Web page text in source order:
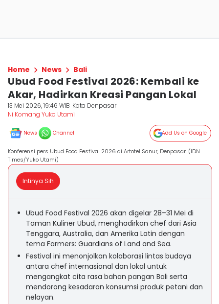
Home News Bali
Ubud Food Festival 2026: Kembali ke
Akar, Hadirkan Kreasi Pangan Lokal
13 Mei 2026, 19:46 WIB Kota Denpasar
Ni Komang Yuko Utami
News Channel Add Us on Google
Konferensi pers Ubud Food Festival 2026 di Artotel Sanur, Denpasar. (IDN
Times/Yuko Utami)
Intinya Sih
Ubud Food Festival 2026 akan digelar 28–31 Mei di
Taman Kuliner Ubud, menghadirkan chef dari Asia
Tenggara, Australia, dan Amerika Latin dengan
tema Farmers: Guardians of Land and Sea.
Festival ini menonjolkan kolaborasi lintas budaya
antara chef internasional dan lokal untuk
mengangkat cita rasa bahan pangan Bali serta
mendorong kesadaran konsumsi produk petani dan
nelayan.